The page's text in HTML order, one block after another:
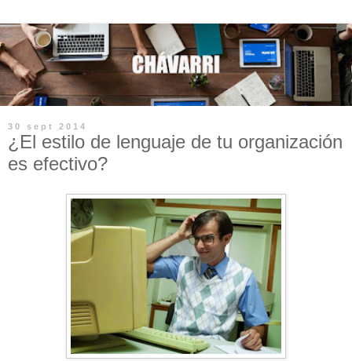
30 sept 2014
¿El estilo de lenguaje de tu organización
es efectivo?